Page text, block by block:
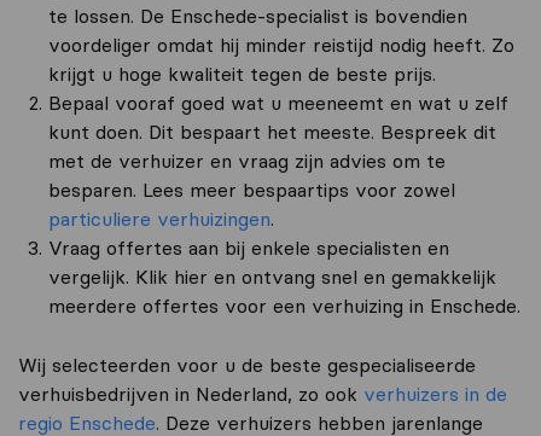
te lossen. De Enschede-specialist is bovendien
voordeliger omdat hij minder reistijd nodig heeft. Zo
krijgt u hoge kwaliteit tegen de beste prijs.
Bepaal vooraf goed wat u meeneemt en wat u zelf
kunt doen. Dit bespaart het meeste. Bespreek dit
met de verhuizer en vraag zijn advies om te
besparen. Lees meer bespaartips voor zowel
particuliere verhuizingen.
Vraag offertes aan bij enkele specialisten en
vergelijk. Klik hier en ontvang snel en gemakkelijk
meerdere offertes voor een verhuizing in Enschede.
Wij selecteerden voor u de beste gespecialiseerde
verhuisbedrijven in Nederland, zo ook verhuizers in de
regio Enschede. Deze verhuizers hebben jarenlange